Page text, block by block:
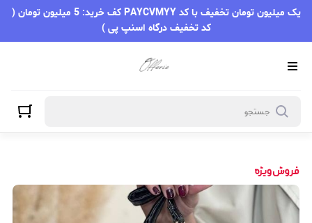
یک میلیون تومان تخفیف با کد PAYCVMYY کف خرید: 5 میلیون تومان (
کد تخفیف درگاه اسنپ پی )